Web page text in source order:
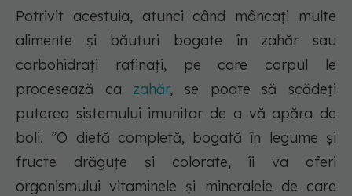
Potrivit acestuia, atunci când mâncați multe
alimente și băuturi bogate în zahăr sau
carbohidrați rafinați, pe care corpul le
procesează ca zahăr, se poate să scădeți
puterea sistemului imunitar de a vă apăra de
boli. ”O dietă completă, bogată în legume și
fructe drăguțe și colorate, îi va oferi
organismului vitaminele și mineralele de care